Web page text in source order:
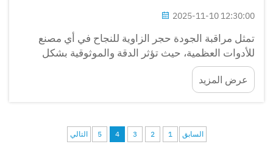
2025-11-10 12:30:00
تمثل مراقبة الجودة حجر الزاوية للنجاح في أي مصنع
للأدوات العظمية، حيث تؤثر الدقة والموثوقية بشكل
مباشر على سلامة المرضى ونتائج العمليات الجراحية.
تُكرس المرافق التصنيعية لإنتاج الأجهزة الطبية العظمية...
عرض المزيد
السابق 1
2
3
4
5 التالي